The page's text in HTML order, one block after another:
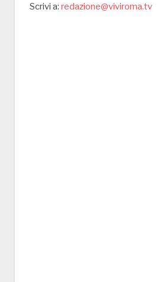
Scrivi a: redazione@viviroma.tv